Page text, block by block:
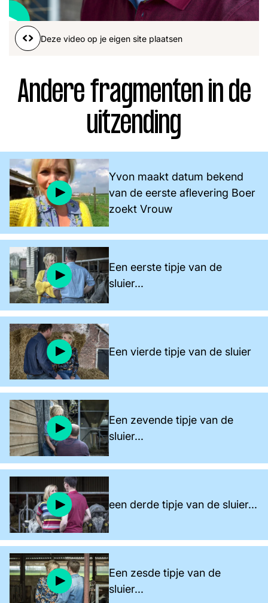
Word lid
Facebook
Instagram
Julius
Nieuws Nieuwsbrief
Deze video op je eigen site plaatsen
Andere fragmenten in de
uitzending
Yvon maakt datum bekend
van de eerste aflevering Boer
zoekt Vrouw
Een eerste tipje van de
sluier...
Een vierde tipje van de sluier
Een zevende tipje van de
sluier...
een derde tipje van de sluier...
Een zesde tipje van de
sluier...